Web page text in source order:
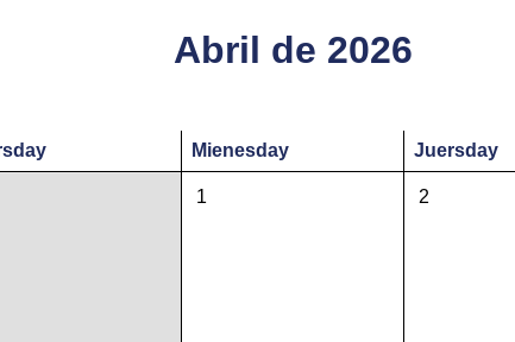
Abril de 2026
sday Mienesday Juersday
1 2